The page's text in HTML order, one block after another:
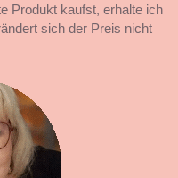
Produkt kaufst, erhalte ich
sich der Preis nicht